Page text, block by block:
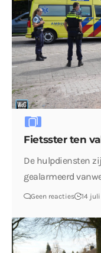
Fietsster ten
De hulpdiensten
gealarmeerd
Geen reacties 14 juli